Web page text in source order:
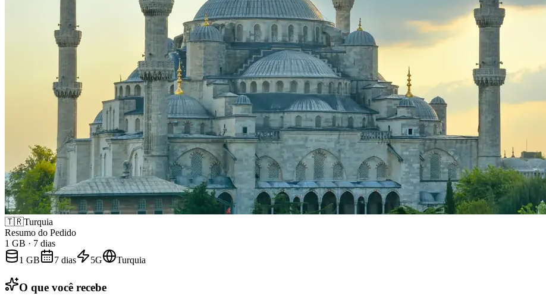
🇹🇷Turquia
Resumo do Pedido
1 GB · 7 dias
1 GB
7 dias 5G Turquia
O que você recebe